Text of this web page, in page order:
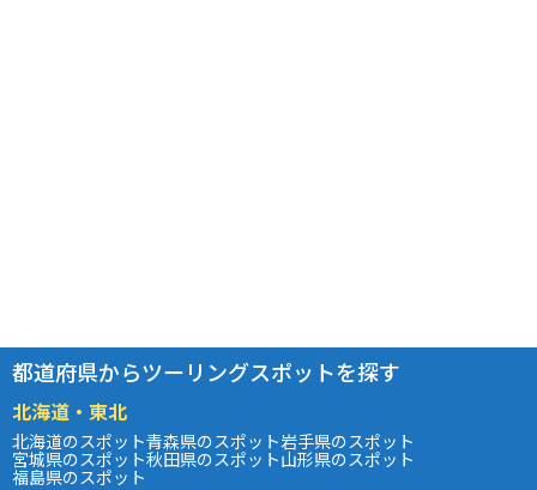
都道府県からツーリングスポットを探す
北海道・東北
北海道のスポット青森県のスポット岩手県のスポット
宮城県のスポット秋田県のスポット山形県のスポット
福島県のスポット